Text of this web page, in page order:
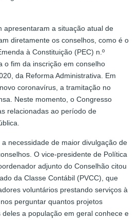
apresentaram a situação atual de
diretamente os conselhos, como é o
à Constituição (PEC) n.º
o fim da inscrição em conselho
da Reforma Administrativa. Em
coronavírus, a tramitação no
Neste momento, o Congresso
relacionadas ao período de
necessidade de maior divulgação de
O vice-presidente de Política
adjunto do Conselhão citou
da Classe Contábil (PVCC), que
voluntários prestando serviços à
perguntar quantos projetos
a população em geral conhece e